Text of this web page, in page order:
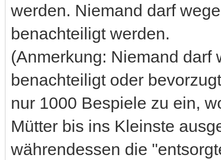
werden. Niemand darf
benachteiligt werden.
(Anmerkung: Niemand darf
benachteiligt oder
nur 1000 Bespiele zu ein,
Mütter bis ins Kleinste
währendessen die